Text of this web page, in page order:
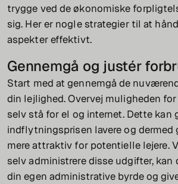
trygge ved de økonomiske
sig. Her er nogle strategier til at
aspekter effektivt.
Gennemgå og justér
Start med at gennemgå de
din lejlighed. Overvej muligheden
selv stå for el og internet. Dette kan
indflytningsprisen lavere og dermed
mere attraktiv for potentielle lejere.
selv administrere disse udgifter, kan
din egen administrative byrde og